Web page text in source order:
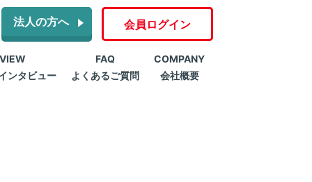
法人の方へ 会員ログイン
ンタビュー
FAQ
よくあるご質問
COMPANY
会社概要